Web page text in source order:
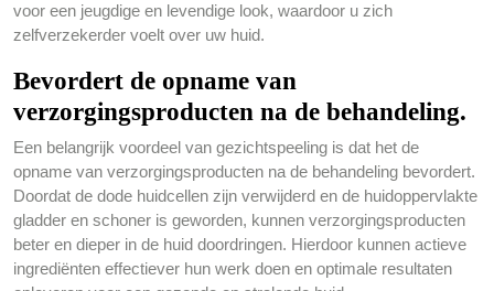
voor een jeugdige en levendige look, waardoor u zich
zelfverzekerder voelt over uw huid.
Bevordert de opname van
verzorgingsproducten na de behandeling.
Een belangrijk voordeel van gezichtspeeling is dat het de
opname van verzorgingsproducten na de behandeling bevordert.
Doordat de dode huidcellen zijn verwijderd en de huidoppervlakte
gladder en schoner is geworden, kunnen verzorgingsproducten
beter en dieper in de huid doordringen. Hierdoor kunnen actieve
ingrediënten effectiever hun werk doen en optimale resultaten